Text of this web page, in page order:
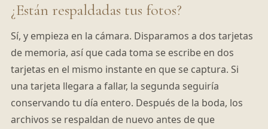
¿Están respaldadas tus fotos?
Sí, y empieza en la cámara. Disparamos a dos tarjetas
de memoria, así que cada toma se escribe en dos
tarjetas en el mismo instante en que se captura. Si
una tarjeta llegara a fallar, la segunda seguiría
conservando tu día entero. Después de la boda, los
archivos se respaldan de nuevo antes de que